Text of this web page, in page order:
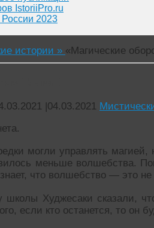
IstoriiPro.ru
России 2023
истории » «Магические
|04.03.2021
могли управлять магией,
меньше волшебства.
что волшебство — это не
Худжесаки сказали,
если кто останется, то он